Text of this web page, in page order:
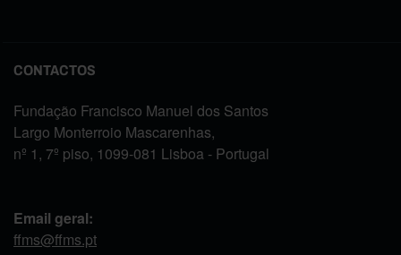
CONTACTOS
Fundação Francisco Manuel dos Santos
Largo Monterroio Mascarenhas,
nº 1, 7º piso, 1099-081 Lisboa - Portugal
Email geral:
ffms@ffms.pt